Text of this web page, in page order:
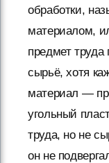
обработки,
материалом,
предмет труда
сырьё, хотя
материал —
угольный
труда, но не
он не